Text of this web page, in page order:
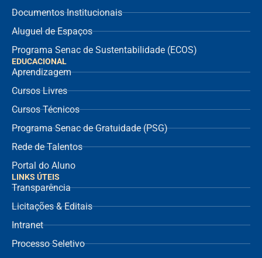
Documentos Institucionais
Aluguel de Espaços
Programa Senac de Sustentabilidade (ECOS)
EDUCACIONAL
Aprendizagem
Cursos Livres
Cursos Técnicos
Programa Senac de Gratuidade (PSG)
Rede de Talentos
Portal do Aluno
LINKS ÚTEIS
Transparência
Licitações & Editais
Intranet
Processo Seletivo